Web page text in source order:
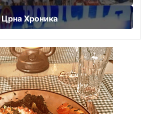
Црна Хроника